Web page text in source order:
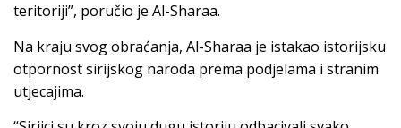
teritoriji”, poručio je Al-Sharaa.
Na kraju svog obraćanja, Al-Sharaa je istakao istorijsku
otpornost sirijskog naroda prema podjelama i stranim
utjecajima.